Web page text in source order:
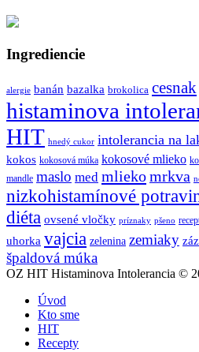
Ingrediencie
alergie banán bazalka brokolica cesnak
histaminova
HIT hnedý cukor intolerancia na
kokos kokosová múka kokosové mlieko
mandle maslo med mliekomrkva
nizkohistamínové
diéta ovsené vločky príznaky pšeno
uhorka vajcia zelenina zemiaky
špaldová múka
OZ HIT Histaminova Intolerancia ©
Úvod
Kto sme
HIT
Recepty